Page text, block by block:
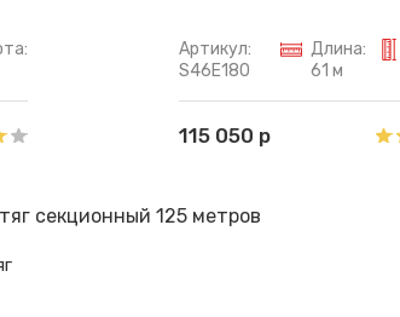
Артикул:
S46E180
Длина:
61 м
115 050 р